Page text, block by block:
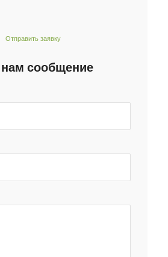
Отправить заявку
сообщение